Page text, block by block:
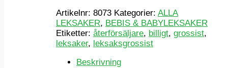
Artikelnr: 8073 Kategorier: ALLA
LEKSAKER, BEBIS & BABYLEKSAKER
Etiketter: återförsäljare, billigt, grossist,
leksaker, leksaksgrossist
Beskrivning